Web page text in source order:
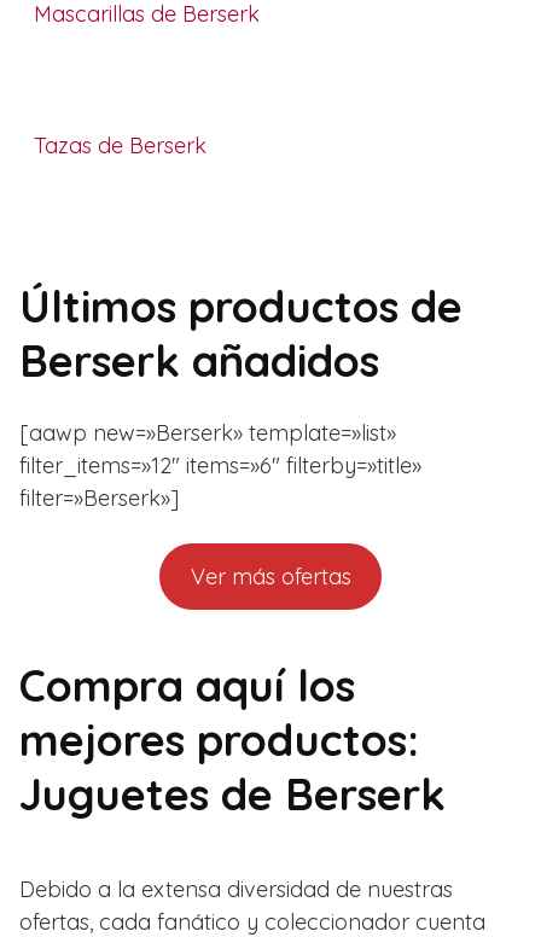
Mascarillas de Berserk
Tazas de Berserk
Últimos productos de
Berserk añadidos
[aawp new=»Berserk» template=»list»
filter_items=»12″ items=»6″ filterby=»title»
filter=»Berserk»]
Ver más ofertas
Compra aquí los
mejores productos:
Juguetes de Berserk
Debido a la extensa diversidad de nuestras
ofertas, cada fanático y coleccionador cuenta